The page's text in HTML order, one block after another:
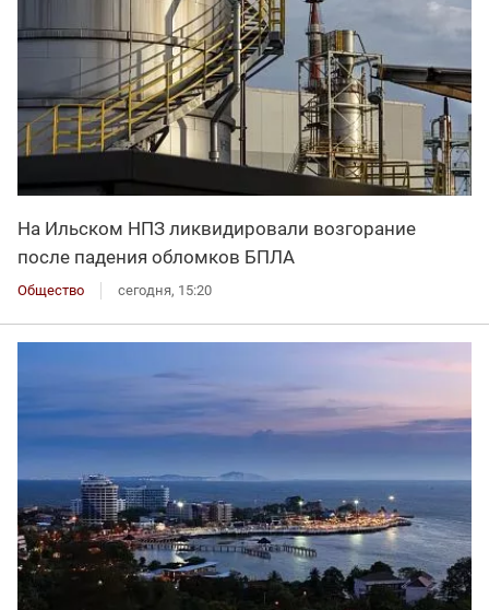
На Ильском НПЗ ликвидировали возгорание
после падения обломков БПЛА
Общество сегодня, 15:20